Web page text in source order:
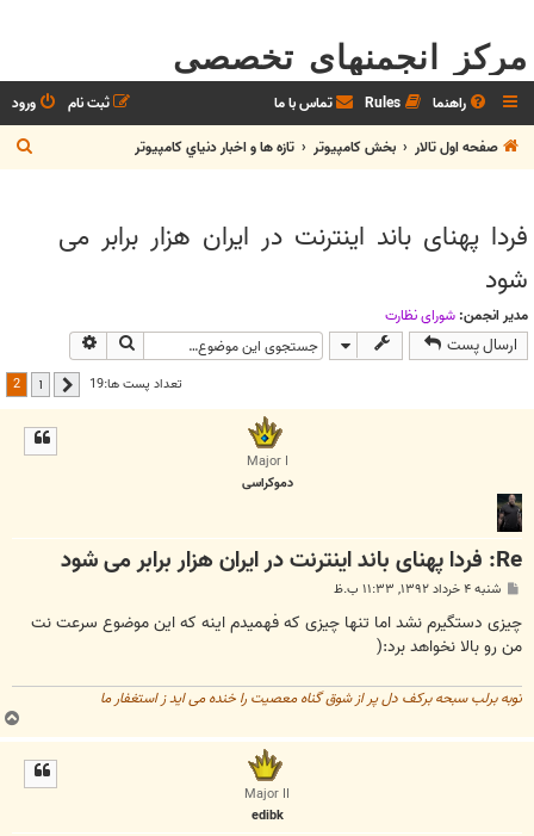
مرکز انجمنهای تخصصی
راهنما Rules تماس با ما ورود
ثبت نام
صفحه اول تالار
بخش كامپيوتر تازه ها و اخبار دنياي کامپيوتر
س
فردا پهنای باند اینترنت در ایران هزار برابر می
شود
مدیر انجمن: شوراي نظارت
ارسال پست جستجو
تعداد پست ها:19 قبلی 1
2
Major I
دموکراسی
Re: فردا پهنای باند اینترنت در ایران هزار برابر می شود
ت
شنبه ۴ خرداد ۱۳۹۲, ۱۱:۳۳ ب.ظ
چیزی دستگیرم نشد اما تنها چیزی که فهمیدم اینه که این موضوع سرعت نت
من رو بالا نخواهد برد:(
توبه برلب سبحه برکف دل پر از شوق گناه معصیت را خنده می اید ز استغفار ما
Major II
edibk